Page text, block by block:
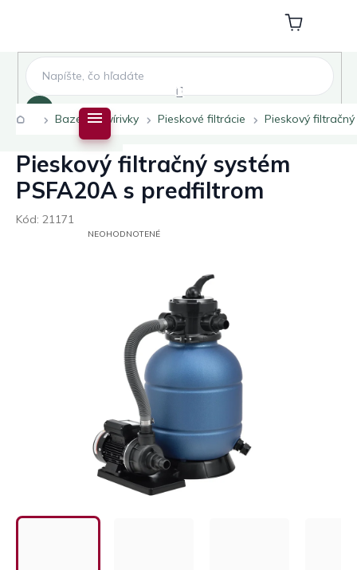
Nákupný
košík
Domov
Bazény a vírivky Pieskové filtrácie Pieskový
Pieskový filtračný systém
PSFA20A s predfiltrom
Kód: 21171
PRIEMERNÉNEOHODNOTENÉ